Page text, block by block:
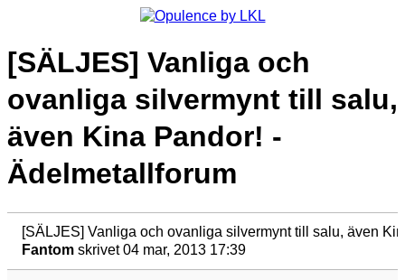
[SÄLJES] Vanliga och
ovanliga silvermynt till salu,
även Kina Pandor! -
Ädelmetallforum
[SÄLJES] Vanliga och ovanliga silvermynt till salu, även
Fantom skrivet 04 mar, 2013 17:39